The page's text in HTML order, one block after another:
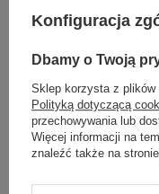
Konfiguracja
Dbamy o Twoją
Sklep korzysta z plików
Polityką dotyczącą
przechowywania lub
Więcej informacji na
znaleźć także na stronie